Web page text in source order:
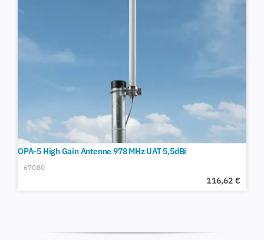
OPA-5 High Gain Antenne 978 MHz UAT 5,5dBi
67080
116,62 €